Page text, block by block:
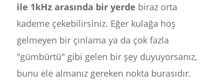
ile 1kHz arasında bir yerde biraz orta
kademe çekebilirsiniz. Eğer kulağa hoş
gelmeyen bir çınlama ya da çok fazla
"gümbürtü" gibi gelen bir şey duyuyorsanız,
bunu ele almanız gereken nokta burasıdır.